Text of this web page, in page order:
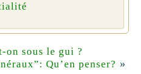
on sous le gui ?
Qu’en penser? »